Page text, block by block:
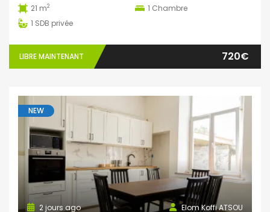
21 m2 1 Chambre
1 SDB privée
LIBRE MAINTENANT 720€
NEW
Elom Koffi ATSOU
2 jours ago